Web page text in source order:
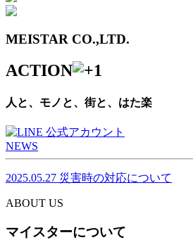
MEISTAR CO.,LTD.
ACTION
人と、モノと、街と、はた楽
NEWS
2025.05.27 災害時の対応について
ABOUT US
マイスターについて